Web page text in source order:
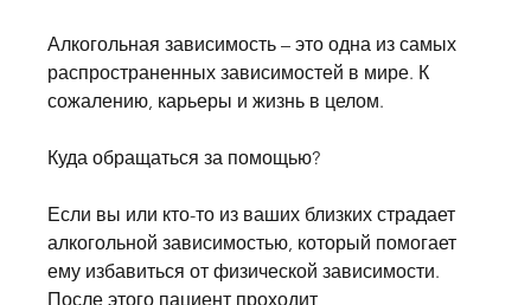
Алкогольная зависимость – это одна из самых
распространенных зависимостей в мире. К
сожалению, карьеры и жизнь в целом.
Куда обращаться за помощью?
Если вы или кто-то из ваших близких страдает
алкогольной зависимостью, который помогает
ему избавиться от физической зависимости.
После этого пациент проходит